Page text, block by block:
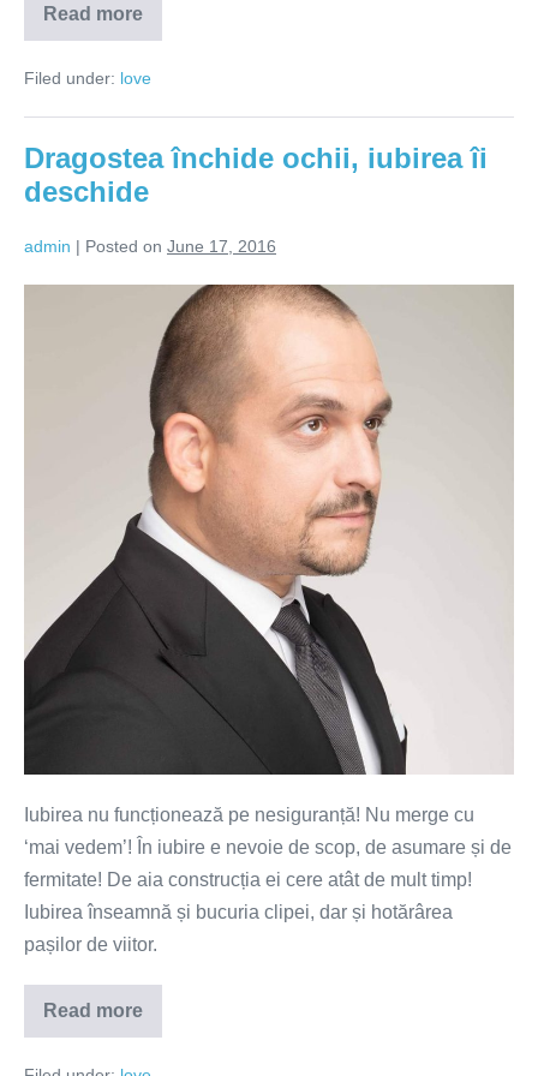
Read more
Fiecare
relație
un
pentru
ta
Filed under: love
Dragostea închide ochii, iubirea îi
deschide
admin | Posted on June 17, 2016
Iubirea nu funcționează pe nesiguranță! Nu merge cu
‘mai vedem’! În iubire e nevoie de scop, de asumare și de
fermitate! De aia construcția ei cere atât de mult timp!
Iubirea înseamnă și bucuria clipei, dar și hotărârea
pașilor de viitor.
Read more
Dragostea
închide